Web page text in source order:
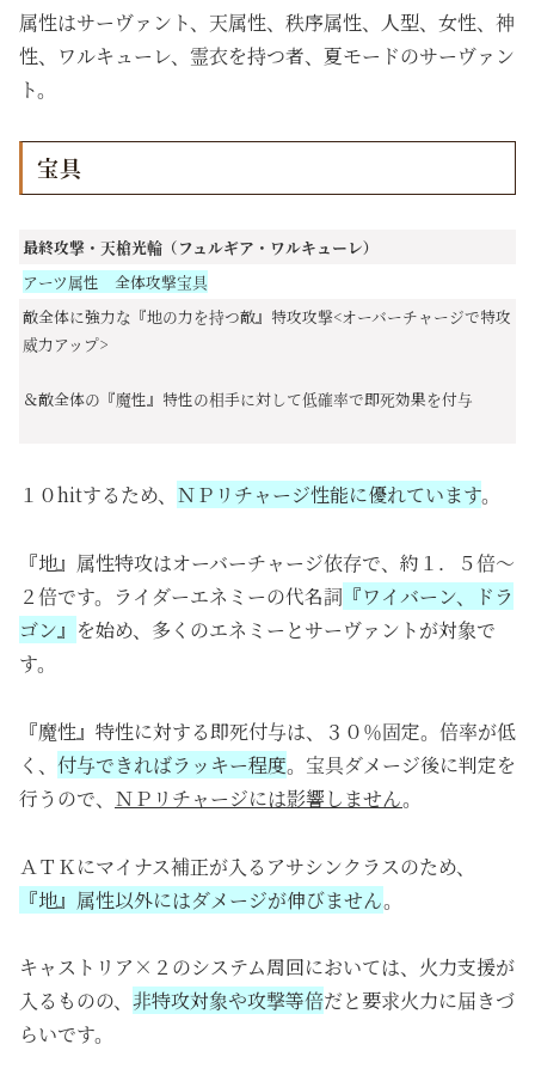
属性はサーヴァント、天属性、秩序属性、人型、女性、神
性、ワルキューレ、霊衣を持つ者、夏モードのサーヴァン
ト。
宝具
最終攻撃・天槍光輪（フュルギア・ワルキューレ）
アーツ属性 全体攻撃宝具
敵全体に強力な『地の力を持つ敵』特攻攻撃<オーバーチャージで特攻
威力アップ>
＆敵全体の『魔性』特性の相手に対して低確率で即死効果を付与
１０hitするため、 ＮＰリチャージ性能に優れています。
『地』属性特攻はオーバーチャージ依存で、約１．５倍～
２倍です。ライダーエネミーの代名詞 『ワイバーン、ドラ
ゴン』 を始め、多くのエネミーとサーヴァントが対象で
す。
『魔性』特性に対する即死付与は、３０％固定。倍率が低
く、 付与できればラッキー程度。宝具ダメージ後に判定を
行うので、 ＮＰリチャージには影響しません。
ＡＴＫにマイナス補正が入るアサシンクラスのため、
『地』属性以外にはダメージが伸びません。
キャストリア×２のシステム周回においては、火力支援が
入るものの、 非特攻対象や攻撃等倍だと要求火力に届きづ
らいです。